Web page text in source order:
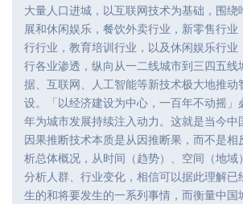
大量人口进城，以互联网技术为基础，围绕
展和休闲娱乐，餐饮外卖行业，新零售行业
行行业，教育培训行业，以及休闲娱乐行业
行各业渗透，纵向从一二线城市到三四五线
据、互联网、人工智能等新技术极大地推动
设。「以经济建设为中心，一百年不动摇」
年为城市发展持续注入动力。这就是当今中
因果推断技术本质是从因推断果，而不是相
析总体概况，从时间（趋势）、空间（地域
分析人群、行业变化，相信可以据此理解已
生的和将要发生的一系列事情，而衡量中国